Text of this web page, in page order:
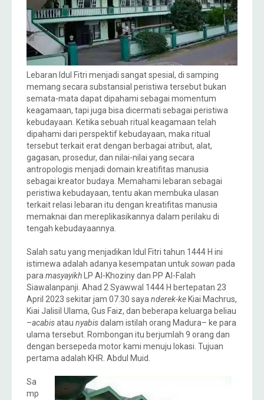
Lebaran Idul Fitri menjadi sangat spesial, di samping
memang secara substansial peristiwa tersebut bukan
semata-mata dapat dipahami sebagai momentum
keagamaan, tapi juga bisa dicermati sebagai peristiwa
kebudayaan. Ketika sebuah ritual keagamaan telah
dipahami dari perspektif kebudayaan, maka ritual
tersebut terkait erat dengan berbagai atribut, alat,
gagasan, prosedur, dan nilai-nilai yang secara
antropologis menjadi domain kreatifitas manusia
sebagai kreator budaya. Memahami lebaran sebagai
peristiwa kebudayaan, tentu akan membuka ulasan
terkait relasi lebaran itu dengan kreatifitas manusia
memaknai dan mereplikasikannya dalam perilaku di
tengah kebudayaannya.
Salah satu yang menjadikan Idul Fitri tahun 1444 H ini
istimewa adalah adanya kesempatan untuksowan pada
paramasyayikh LP Al-Khoziny dan PP Al-Falah
Siawalanpanji. Ahad 2 Syawwal 1444 H bertepatan 23
April 2023 sekitar jam 07.30 sayanderek-ke Kiai Machrus,
Kiai Jalisil Ulama, Gus Faiz, dan beberapa keluarga beliau
–acabisatau nyabisdalam istilah orang Madura– ke para
ulama tersebut. Rombongan itu berjumlah 9 orang dan
dengan bersepeda motor kami menuju lokasi. Tujuan
pertama adalah KHR. Abdul Muid.
Sa
mp